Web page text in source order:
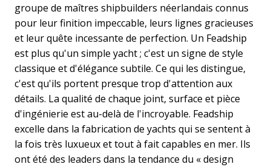
groupe de maîtres shipbuilders néerlandais connus
pour leur finition impeccable, leurs lignes gracieuses
et leur quête incessante de perfection. Un Feadship
est plus qu'un simple yacht ; c'est un signe de style
classique et d'élégance subtile. Ce qui les distingue,
c'est qu'ils portent presque trop d'attention aux
détails. La qualité de chaque joint, surface et pièce
d'ingénierie est au-delà de l'incroyable. Feadship
excelle dans la fabrication de yachts qui se sentent à
la fois très luxueux et tout à fait capables en mer. Ils
ont été des leaders dans la tendance du « design